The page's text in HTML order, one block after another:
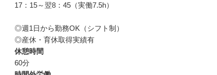
17：15～翌8：45（実働7.5h）
◎週1日から勤務OK（シフト制）
◎産休・育休取得実績有
休憩時間
60分